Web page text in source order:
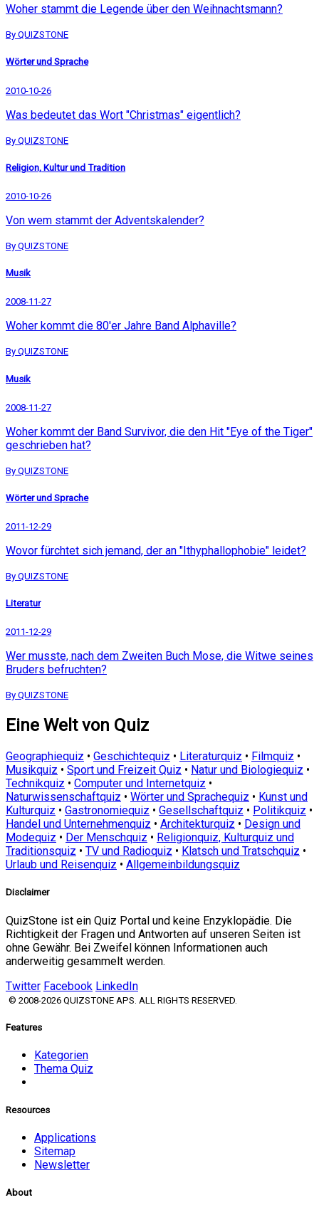
Woher stammt die Legende über den Weihnachtsmann?
By QUIZSTONE
Wörter und Sprache
2010-10-26
Was bedeutet das Wort "Christmas" eigentlich?
By QUIZSTONE
Religion, Kultur und Tradition
2010-10-26
Von wem stammt der Adventskalender?
By QUIZSTONE
Musik
2008-11-27
Woher kommt die 80'er Jahre Band Alphaville?
By QUIZSTONE
Musik
2008-11-27
Woher kommt der Band Survivor, die den Hit "Eye of the Tiger"
geschrieben hat?
By QUIZSTONE
Wörter und Sprache
2011-12-29
Wovor fürchtet sich jemand, der an "Ithyphallophobie" leidet?
By QUIZSTONE
Literatur
2011-12-29
Wer musste, nach dem Zweiten Buch Mose, die Witwe seines
Bruders befruchten?
By QUIZSTONE
Eine Welt von Quiz
Geographiequiz • Geschichtequiz • Literaturquiz • Filmquiz •
Musikquiz • Sport und Freizeit Quiz • Natur und Biologiequiz •
Technikquiz • Computer und Internetquiz •
Naturwissenschaftquiz • Wörter und Sprachequiz • Kunst und
Kulturquiz • Gastronomiequiz • Gesellschaftquiz • Politikquiz •
Handel und Unternehmenquiz • Architekturquiz • Design und
Modequiz • Der Menschquiz • Religionquiz, Kulturquiz und
Traditionsquiz • TV und Radioquiz • Klatsch und Tratschquiz •
Urlaub und Reisenquiz • Allgemeinbildungsquiz
Disclaimer
QuizStone ist ein Quiz Portal und keine Enzyklopädie. Die
Richtigkeit der Fragen und Antworten auf unseren Seiten ist
ohne Gewähr. Bei Zweifel können Informationen auch
anderweitig gesammelt werden.
Twitter Facebook LinkedIn
© 2008-2026 QUIZSTONE APS. ALL RIGHTS RESERVED.
Features
Kategorien
Thema Quiz
Resources
Applications
Sitemap
Newsletter
About